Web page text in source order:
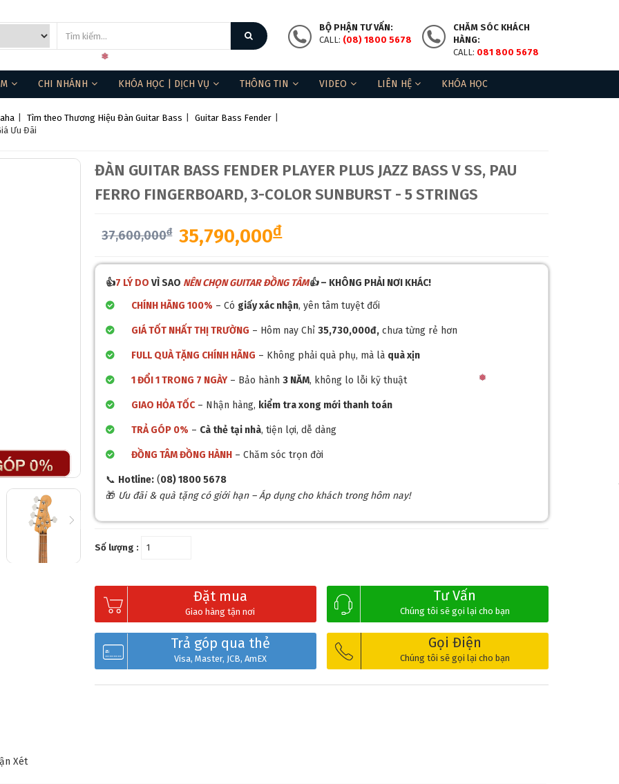
BỘ PHẬN TƯ VẤN:
CALL: (08) 1800 5678
CHĂM SÓC KHÁCH
HÀNG:
CALL: 081 800 5678
CHI NHÁNH KHÓA HỌC | DỊCH VỤ THÔNG TIN VIDEO LIÊN HỆ KHÓA HỌC
❄
❅
Tìm theo Thương Hiệu Đàn Guitar Bass Guitar Bass Fender
Ưu Đãi
ĐÀN GUITAR BASS FENDER PLAYER PLUS JAZZ BASS V SS, PAU
FERRO FINGERBOARD, 3-COLOR SUNBURST - 5 STRINGS
37,600,000đ 35,790,000đ
👍7 LÝ DOVÌ SAO NÊN CHỌN GUITAR ĐỒNG TÂM👍– KHÔNG PHẢI NƠI KHÁC!
CHÍNH HÃNG 100% – Có giấy xác nhận, yên tâm tuyệt đối
GIÁ TỐT NHẤT THỊ TRƯỜNG – Hôm nay Chỉ35,730,000đ, chưa từng rẻ hơn
FULL QUÀ TẶNG CHÍNH HÃNG – Không phải quà phụ, mà là quà xịn
1 ĐỔI 1 TRONG 7 NGÀY– Bảo hành3 NĂM, không lo lỗi kỹ thuật
GIAO HỎA TỐC– Nhận hàng, kiểm tra xong mới thanh toán
TRẢ GÓP 0% – Cà thẻ tại nhà, tiện lợi, dễ dàng
ĐỒNG TÂM ĐỒNG HÀNH – Chăm sóc trọn đời
📞 Hotline: (08) 1800 5678
🎁 Ưu đãi & quà tặng có giới hạn – Áp dụng cho khách trong hôm nay!
Số lượng :
Đặt mua
Giao hàng tận nơi
Tư Vấn
Chúng tôi sẽ gọi lại cho bạn
Trả góp qua thẻ
Visa, Master, JCB, AmEX
Gọi Điện
Chúng tôi sẽ gọi lại cho bạn
Xét